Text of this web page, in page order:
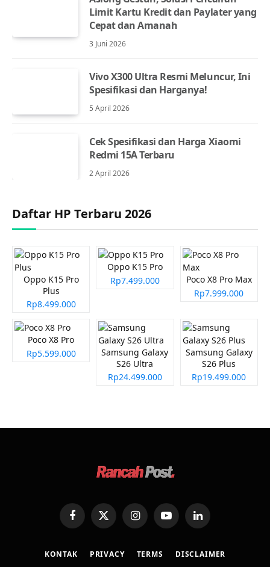
Limit Kartu Kredit dan Paylater yang
Cepat dan Amanah
3 Juni 2026
Vivo X300 Ultra Resmi Meluncur, Ini
Spesifikasi dan Harganya!
5 April 2026
Cek Spesifikasi dan Harga Xiaomi
Redmi 15A Terbaru
2 April 2026
Daftar HP Terbaru 2026
Oppo K15 Pro
Plus
Rp8.499.000
Oppo K15 Pro
Rp7.499.000
Poco X8 Pro Max
Rp7.999.000
Poco X8 Pro
Rp5.599.000
Samsung Galaxy
S26 Ultra
Rp24.499.000
Samsung Galaxy
S26 Plus
Rp19.499.000
FacebookX
(Twitter)
InstagramYouTubeLinkedIn
KONTAK PRIVACY TERMS DISCLAIMER